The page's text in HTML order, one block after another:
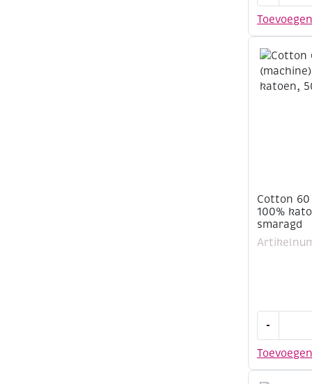
Toevoegen
katoen,
500
meter,
zwart
Cotton
100%
smaragd
Toevoegen
-
katoen,